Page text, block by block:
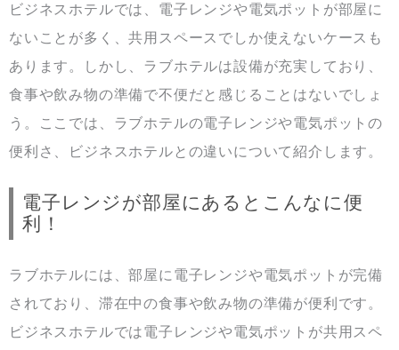
ビジネスホテルでは、電子レンジや電気ポットが部屋に
ないことが多く、共用スペースでしか使えないケースも
あります。しかし、ラブホテルは設備が充実しており、
食事や飲み物の準備で不便だと感じることはないでしょ
う。ここでは、ラブホテルの電子レンジや電気ポットの
便利さ、ビジネスホテルとの違いについて紹介します。
電子レンジが部屋にあるとこんなに便
利！
ラブホテルには、部屋に電子レンジや電気ポットが完備
されており、滞在中の食事や飲み物の準備が便利です。
ビジネスホテルでは電子レンジや電気ポットが共用スペ